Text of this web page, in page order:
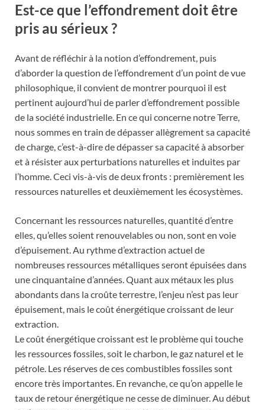
Est-ce que l’effondrement doit être
pris au sérieux ?
Avant de réfléchir à la notion d’effondrement, puis
d’aborder la question de l’effondrement d’un point de vue
philosophique, il convient de montrer pourquoi il est
pertinent aujourd’hui de parler d’effondrement possible
de la société industrielle. En ce qui concerne notre Terre,
nous sommes en train de dépasser allègrement sa capacité
de charge, c’est-à-dire de dépasser sa capacité à absorber
et à résister aux perturbations naturelles et induites par
l’homme. Ceci vis-à-vis de deux fronts : premièrement les
ressources naturelles et deuxièmement les écosystèmes.
Concernant les ressources naturelles, quantité d’entre
elles, qu’elles soient renouvelables ou non, sont en voie
d’épuisement. Au rythme d’extraction actuel de
nombreuses ressources métalliques seront épuisées dans
une cinquantaine d’années. Quant aux métaux les plus
abondants dans la croûte terrestre, l’enjeu n’est pas leur
épuisement, mais le coût énergétique croissant de leur
extraction.
Le coût énergétique croissant est le problème qui touche
les ressources fossiles, soit le charbon, le gaz naturel et le
pétrole. Les réserves de ces combustibles fossiles sont
encore très importantes. En revanche, ce qu’on appelle le
taux de retour énergétique ne cesse de diminuer. Au début